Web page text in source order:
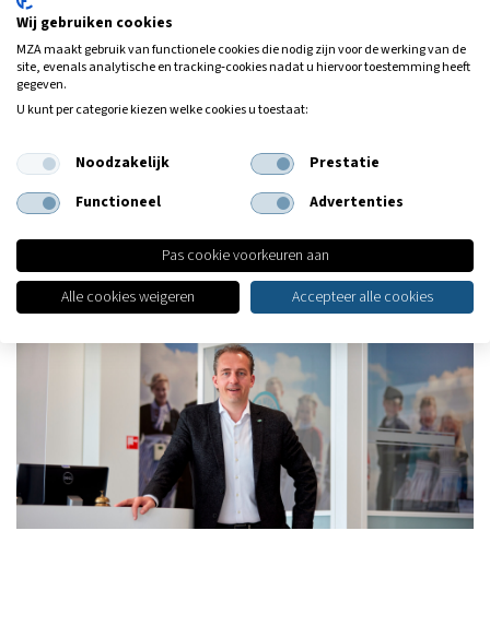
frisse blik op financiële dienstverlening. MZA biedt een leuk team,
een goede sfeer, ruime studie- en opleidingsmogelijkheden,
uitstekende arbeidsvoorwaarden en maatschappelijke
verantwoordelijkheid. Goede mensen op deze plekken maken het
verschil: ze brengen niet alleen kennis, maar ook energie,
betrokkenheid en een moderne vibe die past bij wie MZA vandaag
de dag is.
Maak kennis met de verschillende functies op onze 'werken
bij' website
Onze functies
Wij gebruiken cookies
MZA maakt gebruik van functionele cookies die nodig zijn voor de werking van de
site, evenals analytische en tracking‑cookies nadat u hiervoor toestemming heeft
gegeven.
U kunt per categorie kiezen welke cookies u toestaat:
Noodzakelijk
Prestatie
Functioneel
Advertenties
Pas cookie voorkeuren aan
Alle cookies weigeren
Accepteer alle cookies